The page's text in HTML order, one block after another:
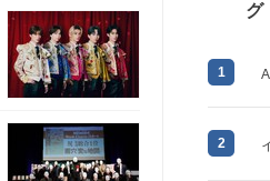
グ
1 AI
2